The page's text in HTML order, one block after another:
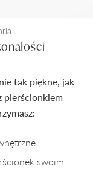
tak piękne, jak
pierścionkiem
swoim